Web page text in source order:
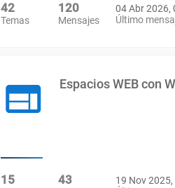
42
Temas
120
Mensajes
04 Abr 2026,
Último
Espacios WEB con
15 43
19 Nov 2025,